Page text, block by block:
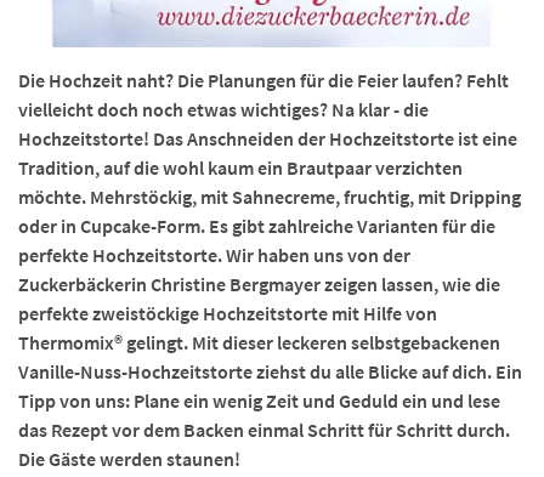
Die Hochzeit naht? Die Planungen für die Feier laufen? Fehlt
vielleicht doch noch etwas wichtiges? Na klar - die
Hochzeitstorte! Das Anschneiden der Hochzeitstorte ist eine
Tradition, auf die wohl kaum ein Brautpaar verzichten
möchte. Mehrstöckig, mit Sahnecreme, fruchtig, mit Dripping
oder in Cupcake-Form. Es gibt zahlreiche Varianten für die
perfekte Hochzeitstorte. Wir haben uns von der
Zuckerbäckerin Christine Bergmayer zeigen lassen, wie die
perfekte zweistöckige Hochzeitstorte mit Hilfe von
Thermomix® gelingt. Mit dieser leckeren selbstgebackenen
Vanille-Nuss-Hochzeitstorte ziehst du alle Blicke auf dich. Ein
Tipp von uns: Plane ein wenig Zeit und Geduld ein und lese
das Rezept vor dem Backen einmal Schritt für Schritt durch.
Die Gäste werden staunen!